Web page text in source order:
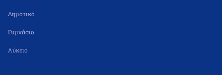
Δημοτικό
Γυμνάσιο
Λύκειο